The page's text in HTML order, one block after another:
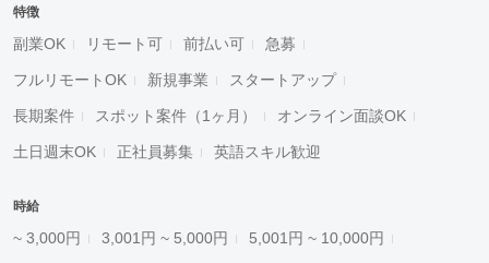
特徴
副業OK リモート可 前払い可 急募
フルリモートOK 新規事業 スタートアップ
長期案件 スポット案件（1ヶ月） オンライン面談OK
土日週末OK 正社員募集 英語スキル歓迎
時給
~ 3,000円 3,001円 ~ 5,000円 5,001円 ~ 10,000円